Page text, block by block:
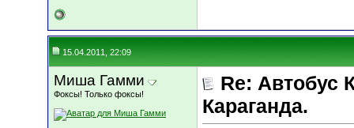
15.04.2011, 22:09
Миша Гамми
Фоксы! Только фоксы!
Re: Автобус
Караганда.